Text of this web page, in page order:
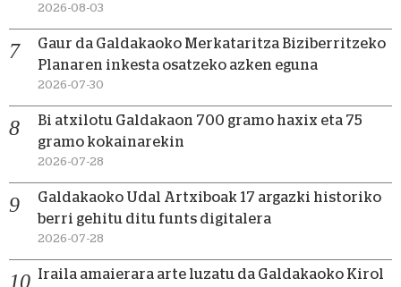
2026-08-03
Gaur da Galdakaoko Merkataritza Biziberritzeko
Planaren inkesta osatzeko azken eguna
2026-07-30
Bi atxilotu Galdakaon 700 gramo haxix eta 75
gramo kokainarekin
2026-07-28
Galdakaoko Udal Artxiboak 17 argazki historiko
berri gehitu ditu funts digitalera
2026-07-28
Iraila amaierara arte luzatu da Galdakaoko Kirol